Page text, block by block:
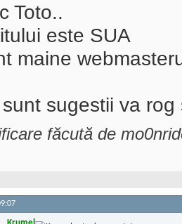
Toto..
este SUA
maine
sugestii va
făcută de